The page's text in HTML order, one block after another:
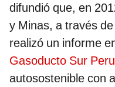
difundió que, en
y Minas, a través
realizó un informe
Gasoducto Sur
autosostenible con